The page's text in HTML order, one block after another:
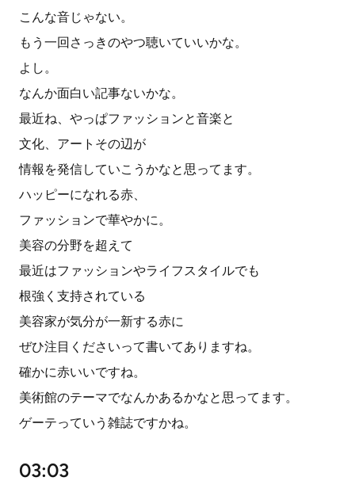
こんな音じゃない。
もう一回さっきのやつ聴いていいかな。
よし。
なんか面白い記事ないかな。
最近ね、やっぱファッションと音楽と
文化、アートその辺が
情報を発信していこうかなと思ってます。
ハッピーになれる赤、
ファッションで華やかに。
美容の分野を超えて
最近はファッションやライフスタイルでも
根強く支持されている
美容家が気分が一新する赤に
ぜひ注目くださいって書いてありますね。
確かに赤いいですね。
美術館のテーマでなんかあるかなと思ってます。
ゲーテっていう雑誌ですかね。
03:03